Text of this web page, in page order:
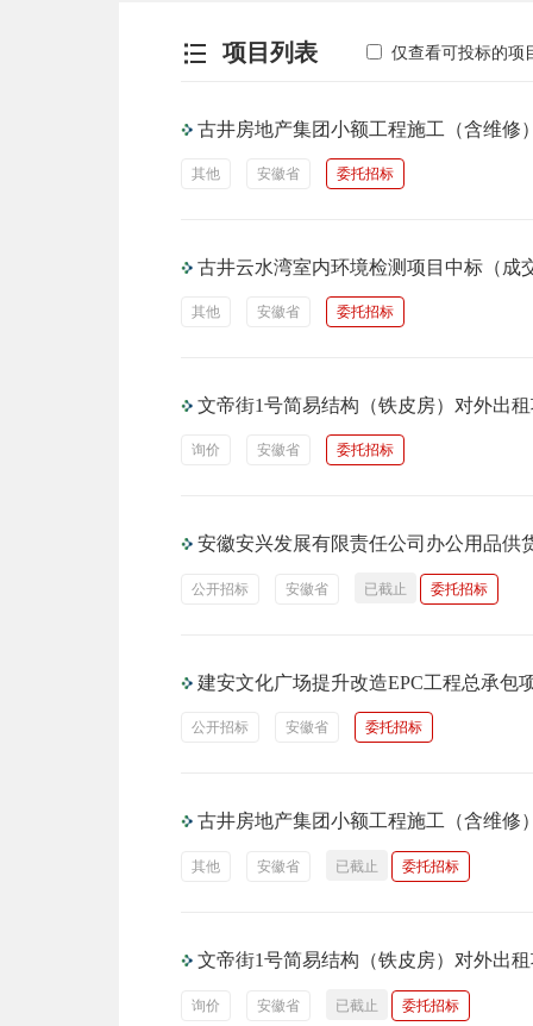
仅查看可投标的项
项目列表
古井房地产集团小额工程施工（含维修
其他 安徽省 委托招标
古井云水湾室内环境检测项目中标（成
其他 安徽省 委托招标
文帝街1号简易结构（铁皮房）对外出
询价 安徽省 委托招标
安徽安兴发展有限责任公司办公用品供
公开招标 安徽省 已截止 委托招标
建安文化广场提升改造EPC工程总承包
公开招标 安徽省 委托招标
古井房地产集团小额工程施工（含维修
其他 安徽省 已截止 委托招标
文帝街1号简易结构（铁皮房）对外出
询价 安徽省 已截止 委托招标